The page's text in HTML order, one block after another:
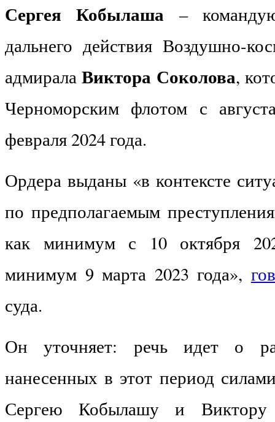
Сергея Кобылаша –
дальнего действия Воздушно-
адмиралаВиктора Соколова,
Черноморским флотом с
февраля 2024 года.
Ордера выданы «в контексте
по предполагаемым
как минимум с 10 октября
минимум 9 марта 2023 года»,
суда.
Он уточняет: речь идет о
нанесенных в этот период
Сергею Кобылашу и Виктору